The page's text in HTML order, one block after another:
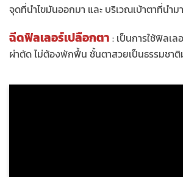
จุดที่นำไขมันออกมา และ บริเวณเบ้าตาที่นำม
ฉีดฟิลเลอร์เปลือกตา : เป็นการใช้ฟิลเล
ผ่าตัด ไม่ต้องพักฟื้น ชั้นตาสวยเป็นธรรมชา